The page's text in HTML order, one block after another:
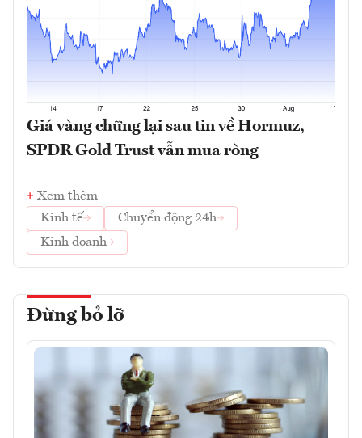
Giá vàng chững lại sau tin về Hormuz,
SPDR Gold Trust vẫn mua ròng
Xem thêm
Kinh tế
Chuyển động 24h
Kinh doanh
Đừng bỏ lỡ